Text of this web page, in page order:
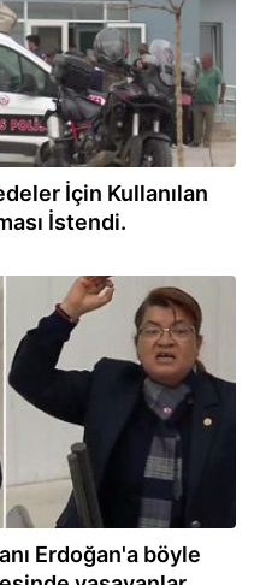
İçin Kullanılan
İstendi.
Erdoğan'a böyle